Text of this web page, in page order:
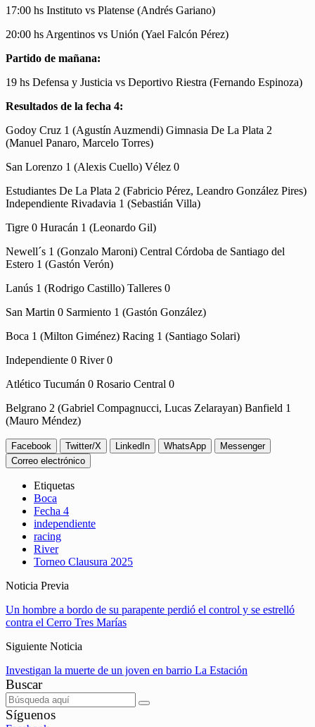
17:00 hs Instituto vs Platense (Andrés Gariano)
20:00 hs Argentinos vs Unión (Yael Falcón Pérez)
Partido de mañana:
19 hs Defensa y Justicia vs Deportivo Riestra (Fernando Espinoza)
Resultados de la fecha 4:
Godoy Cruz 1 (Agustín Auzmendi) Gimnasia De La Plata 2
(Manuel Panaro, Marcelo Torres)
San Lorenzo 1 (Alexis Cuello) Vélez 0
Estudiantes De La Plata 2 (Fabricio Pérez, Leandro González Pires)
Independiente Rivadavia 1 (Sebastián Villa)
Tigre 0 Huracán 1 (Leonardo Gil)
Newell´s 1 (Gonzalo Maroni) Central Córdoba de Santiago del
Estero 1 (Gastón Verón)
Lanús 1 (Rodrigo Castillo) Talleres 0
San Martin 0 Sarmiento 1 (Gastón González)
Boca 1 (Milton Giménez) Racing 1 (Santiago Solari)
Independiente 0 River 0
Atlético Tucumán 0 Rosario Central 0
Belgrano 2 (Gabriel Compagnucci, Lucas Zelarayan) Banfield 1
(Mauro Méndez)
Facebook Twitter/X LinkedIn WhatsApp
Messenger
Correo electrónico
Etiquetas
Boca
Fecha 4
independiente
racing
River
Torneo Clausura 2025
Noticia Previa
Un hombre a bordo de su parapente perdió el control y se estrelló
contra el Cerro Tres Marías
Siguiente Noticia
Investigan la muerte de un joven en barrio La Estación
Buscar
Síguenos